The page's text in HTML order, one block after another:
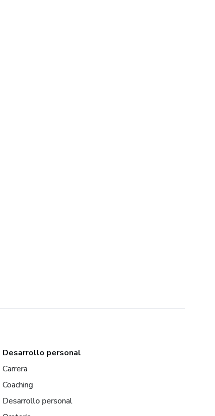
Desarrollo personal
Carrera
Coaching
Desarrollo personal